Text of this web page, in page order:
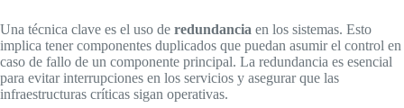
Una técnica clave es el uso de redundancia en los sistemas. Esto
implica tener componentes duplicados que puedan asumir el control en
caso de fallo de un componente principal. La redundancia es esencial
para evitar interrupciones en los servicios y asegurar que las
infraestructuras críticas sigan operativas.